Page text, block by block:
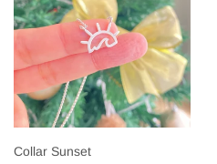
Collar Sunset